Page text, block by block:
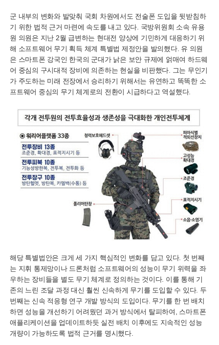
군 내부의 변화와 발맞춰 국회 차원에서도 전술폰 도입을 뒷받침하
기 위한 법적 근거 마련에 속도를 내고 있다. 국방위원회 소속 유용
원 의원은 지난 2월 급변하는 현대전 양상에 기민하게 대응하기 위
해 소프트웨어 무기 획득 체계 특별법 제정안을 발의했다. 유 의원
은 스마트폰 강국인 한국의 군대가 낡은 보안 규제에 얽매여 하드웨
어 중심의 구시대적 장비에 의존하는 현실을 비판했다. 그는 무인기
가 주도하는 미래 전장에서 승리하기 위해서는 유연하고 똑똑한 소
프트웨어 중심의 무기 체계로의 전환이 시급하다고 역설했다.
해당 특별법안은 크게 세 가지 핵심적인 변화를 담고 있다. 첫 번째
는 지휘 통제망이나 드론처럼 소프트웨어의 성능이 무기 위력을 좌
우하는 장비들을 별도 무기 체계로 정의하는 것이다. 이를 통해 기
존의 느린 조달 과정 대신 훨씬 신속하게 무기를 도입할 수 있다. 두
번째는 신속 적응형 연구 개발 방식의 도입이다. 무기를 한 번 배치
하면 성능을 개선하기 어려웠던 과거 방식에서 탈피하여, 스마트폰
애플리케이션을 업데이트하듯 실전 배치 이후에도 지속적인 성능
개량이 가능하도록 법적 근거를 명시했다.